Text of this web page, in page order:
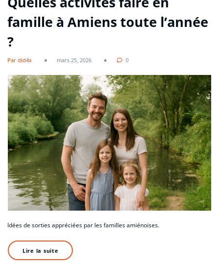
famille à Amiens toute l’année
?
Par did4x mars 25, 2026 0
Idées de sorties appréciées par les familles amiénoises.
Lire la suite